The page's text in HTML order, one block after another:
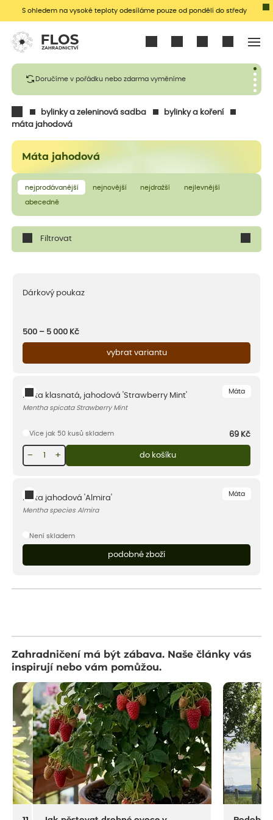
S ohledem na vysoké teploty odesíláme pouze od pondělí do středy
Doručíme v pořádku nebo zdarma vyměníme
bylinky a zeleninová sadba
bylinky a koření
máta jahodová
Máta jahodová
nejprodávanější nejnovější nejdražší nejlevnější
abecedně
Filtrovat
Dárkový poukaz
500 – 5 000 Kč
vybrat variantu
Máta
Máta klasnatá, jahodová 'Strawberry Mint'
Mentha spicata Strawberry Mint
Více jak 50 kusů skladem 69 Kč
+
− do košíku
Máta
Máta jahodová 'Almira'
Mentha species Almira
Není skladem
podobné zboží
Zahradničení má být zábava. Naše články vás
inspirují nebo vám pomůžou.